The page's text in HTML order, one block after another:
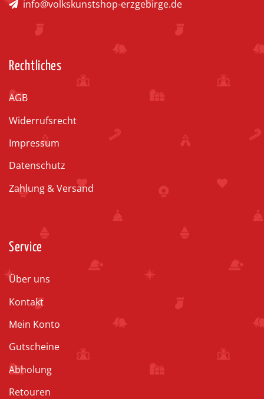
info@volkskunstshop-erzgebirge.de
Rechtliches
AGB
Widerrufsrecht
Impressum
Datenschutz
Zahlung & Versand
Service
Über uns
Kontakt
Mein Konto
Gutscheine
Abholung
Retouren